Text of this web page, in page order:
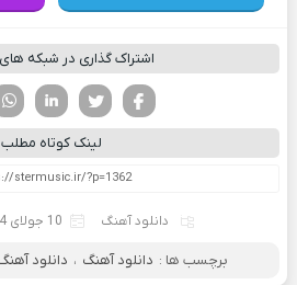
اشتراک گذاری در شبکه
تویتر
فیسوک
لینک کوتاه مطلب
دانلود آهنگ 10 جولای 2024
برچسب ها : دانلود آهنگ ، دانلود